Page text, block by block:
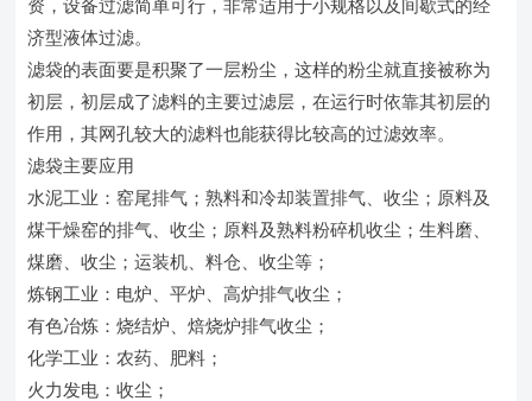
资，设备过滤简单可行，非常适用于小规格以及间歇式的经
济型液体过滤。
滤袋的表面要是积聚了一层粉尘，这样的粉尘就直接被称为
初层，初层成了滤料的主要过滤层，在运行时依靠其初层的
作用，其网孔较大的滤料也能获得比较高的过滤效率。
滤袋主要应用
水泥工业：窑尾排气；熟料和冷却装置排气、收尘；原料及
煤干燥窑的排气、收尘；原料及熟料粉碎机收尘；生料磨、
煤磨、收尘；运装机、料仓、收尘等；
炼钢工业：电炉、平炉、高炉排气收尘；
有色冶炼：烧结炉、焙烧炉排气收尘；
化学工业：农药、肥料；
火力发电：收尘；